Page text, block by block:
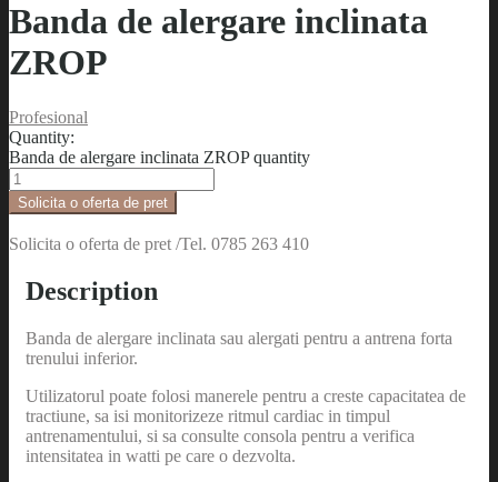
Banda de alergare inclinata
ZROP
Profesional
Quantity:
Banda de alergare inclinata ZROP quantity
Solicita o oferta de pret
Solicita o oferta de pret /Tel. 0785 263 410
Description
Banda de alergare inclinata sau alergati pentru a antrena forta
trenului inferior.
Utilizatorul poate folosi manerele pentru a creste capacitatea de
tractiune, sa isi monitorizeze ritmul cardiac in timpul
antrenamentului, si sa consulte consola pentru a verifica
intensitatea in watti pe care o dezvolta.